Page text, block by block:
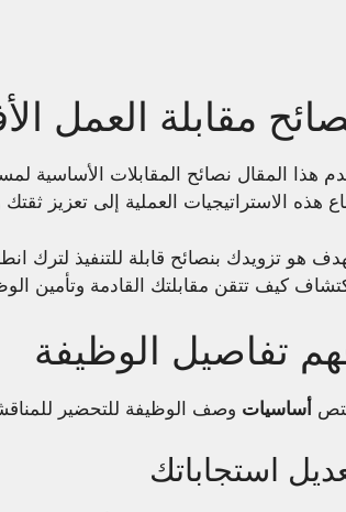
مقابلة العمل
هذا المقال نصائح المقابلات
هذه الاستراتيجيات العملية إلى تعزيز
هو تزويدك بنصائح قابلة للتنفيذ لترك
كيف تتقن مقابلتك القادمة وتأمين
تفاصيل الوظيفة
أساسيات وصف الوظيفة للتحضير
استجاباتك